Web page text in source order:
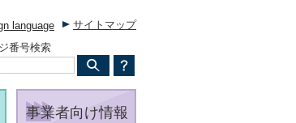
language
サイトマップ
番号検索
事業者向け情報